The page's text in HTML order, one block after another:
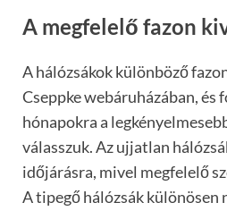
A megfelelő fazon
A hálózsákok különböző
Cseppke webáruházában, és
hónapokra a
válasszuk. Az ujjatlan
időjárásra, mivel megfelelő
A tipegő hálózsák különösen